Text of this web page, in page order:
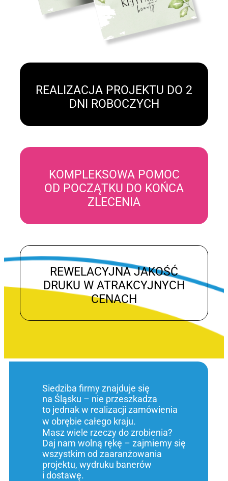
REALIZACJA PROJEKTU DO 2
DNI ROBOCZYCH
KOMPLEKSOWA POMOC
OD POCZĄTKU DO KOŃCA
ZLECENIA
REWELACYJNA JAKOŚĆ
DRUKU W ATRAKCYJNYCH
CENACH
Siedziba firmy znajduje się
na Śląsku – nie przeszkadza
to jednak w realizacji zamówienia
w obrębie całego kraju.
Masz wiele rzeczy do zrobienia?
Daj nam wolną rękę – zajmiemy się
wszystkim od zaaranżowania
projektu, wydruku banerów
i dostawę.